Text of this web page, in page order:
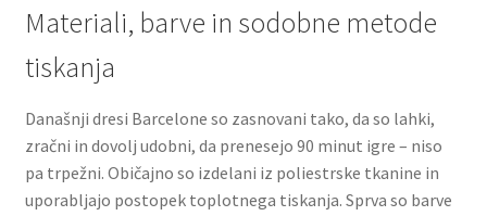
Materiali, barve in sodobne metode
tiskanja
Današnji dresi Barcelone so zasnovani tako, da so lahki,
zračni in dovolj udobni, da prenesejo 90 minut igre – niso
pa trpežni. Običajno so izdelani iz poliestrske tkanine in
uporabljajo postopek toplotnega tiskanja. Sprva so barve